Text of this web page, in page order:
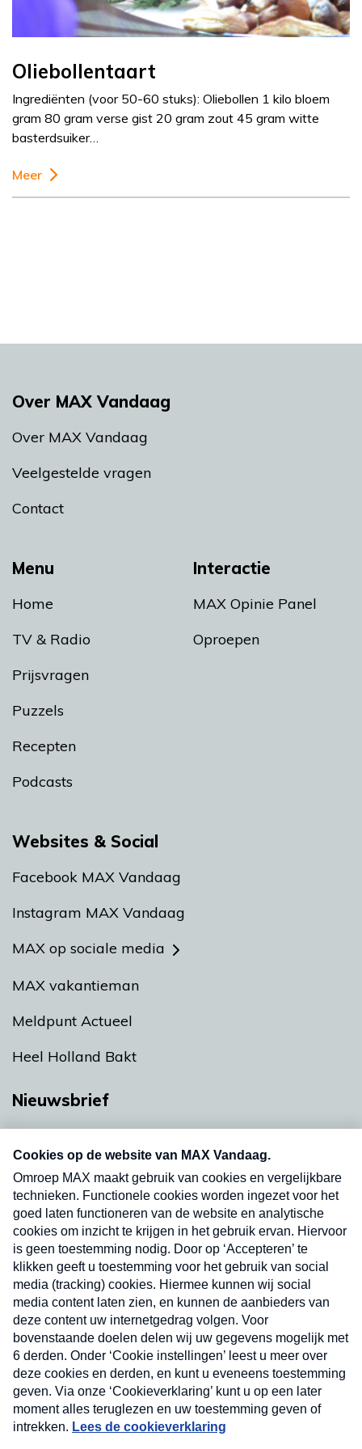
Oliebollentaart
Ingrediënten (voor 50-60 stuks): Oliebollen 1 kilo bloem
gram 80 gram verse gist 20 gram zout 45 gram witte
basterdsuiker…
Meer
Menu
Home
TV & Radio
Prijsvragen
Puzzels
Recepten
Podcasts
Interactie
MAX Opinie Panel
Oproepen
Over MAX Vandaag
Over MAX Vandaag
Veelgestelde vragen
Contact
Websites & Social
Facebook MAX Vandaag
Instagram MAX Vandaag
MAX op sociale media
MAX vakantieman
Meldpunt Actueel
Heel Holland Bakt
Nieuwsbrief
Neem hier een gratis abonnement op onze
nieuwsbrief. Elke vrijdag- en dinsdagochtend in
uw mailbox.
Verzend
Nieuwsbrief
Neem hier een gratis abonnement op onze
nieuwsbrief. Elke vrijdag- en dinsdagochtend in uw